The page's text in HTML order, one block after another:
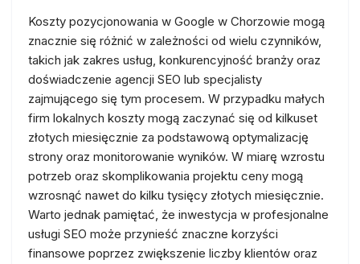
Koszty pozycjonowania w Google w Chorzowie mogą
znacznie się różnić w zależności od wielu czynników,
takich jak zakres usług, konkurencyjność branży oraz
doświadczenie agencji SEO lub specjalisty
zajmującego się tym procesem. W przypadku małych
firm lokalnych koszty mogą zaczynać się od kilkuset
złotych miesięcznie za podstawową optymalizację
strony oraz monitorowanie wyników. W miarę wzrostu
potrzeb oraz skomplikowania projektu ceny mogą
wzrosnąć nawet do kilku tysięcy złotych miesięcznie.
Warto jednak pamiętać, że inwestycja w profesjonalne
usługi SEO może przynieść znaczne korzyści
finansowe poprzez zwiększenie liczby klientów oraz